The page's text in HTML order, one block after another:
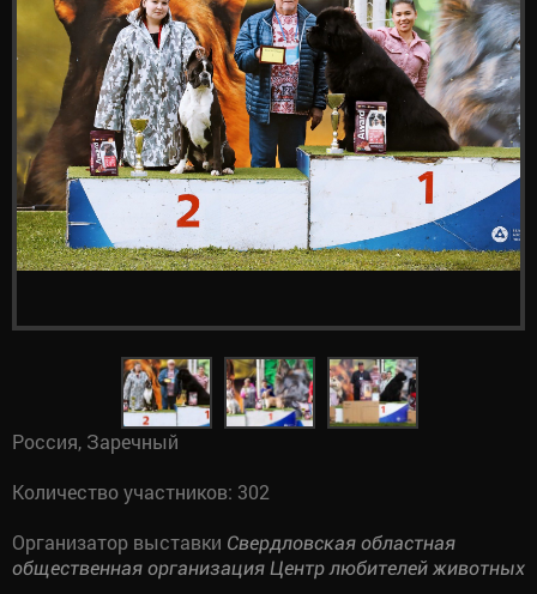
Россия, Заречный
Количество участников: 302
Организатор выставки Свердловская областная
общественная организация Центр любителей животных